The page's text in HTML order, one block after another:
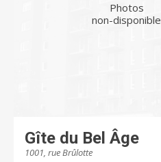
Photos
non-disponible
Gîte du Bel Âge
1001, rue Brûlotte